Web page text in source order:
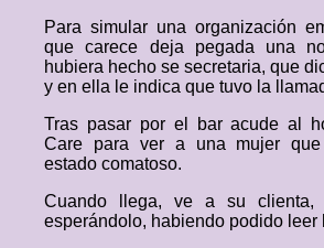
Para simular una organización
que carece deja pegada una
hubiera hecho se secretaria, que
y en ella le indica que tuvo la
Tras pasar por el bar acude al
Care para ver a una mujer que
estado comatoso.
Cuando llega, ve a su clienta,
esperándolo, habiendo podido leer